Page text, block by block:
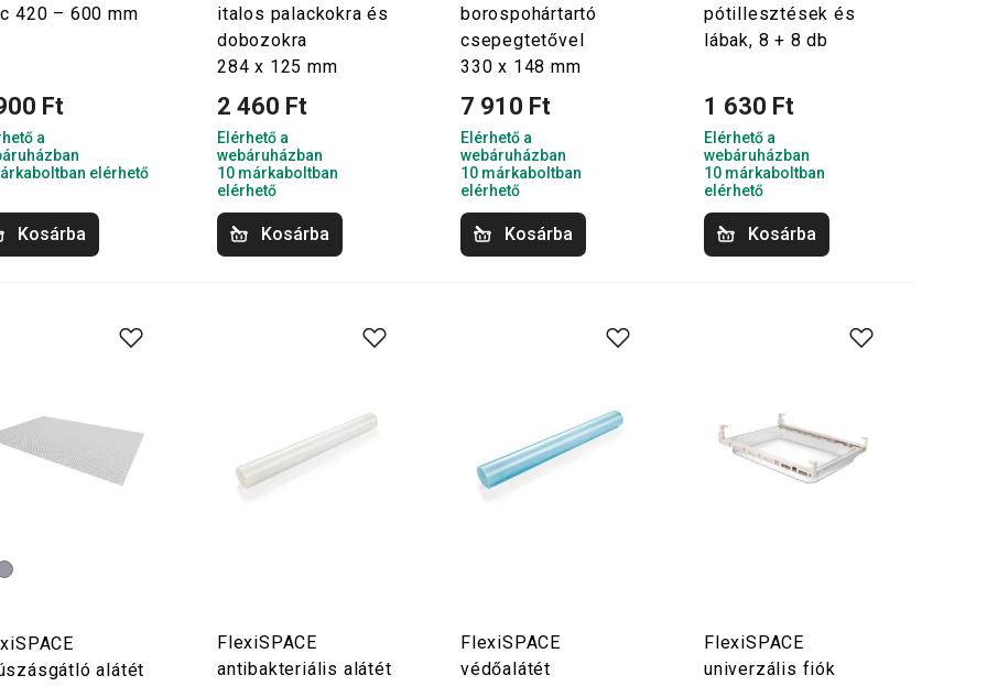
420 – 600 mm
Ft
a
elérhető
Kosárba
italos palackokra és
dobozokra
284 x 125 mm
2 460 Ft
Elérhető a
webáruházban
10 márkaboltban
elérhető
Kosárba
borospohártartó
csepegtetővel
330 x 148 mm
7 910 Ft
Elérhető a
webáruházban
10 márkaboltban
elérhető
Kosárba
pótillesztések és
lábak, 8 + 8 db
1 630 Ft
Elérhető a
webáruházban
10 márkaboltban
elérhető
Kosárba
alátét
FlexiSPACE
antibakteriális alátét
FlexiSPACE
védőalátét
FlexiSPACE
univerzális fiók